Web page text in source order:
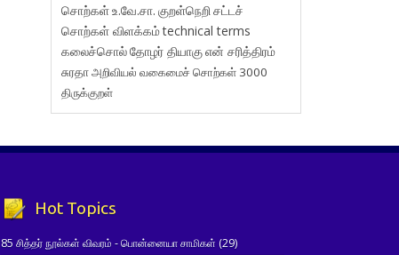
சொற்கள்உ.வே.சா. குறள்நெறி சட்டச்
சொற்கள் விளக்கம்technical terms
கலைச்சொல்தோழர் தியாகுஎன் சரித்திரம்
சுரதாஅறிவியல் வகைமைச் சொற்கள் 3000
திருக்குறள்
Hot Topics
85 சித்தர் நூல்கள் விவரம் - பொன்னையா சாமிகள் (29)